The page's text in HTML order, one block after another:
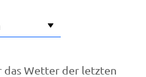
Wetter der letzten